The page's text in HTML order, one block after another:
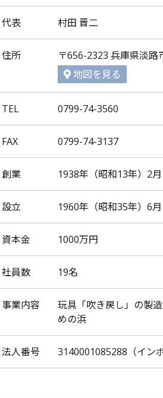
代表 村田 晋二
住所
〒656-2323 兵庫県淡路
地図を見る
TEL 0799-74-3560
FAX 0799-74-3137
創業 1938年 （昭和13年） 2月
設立 1960年 （昭和35年） 6月
資本金 1000万円
社員数 19名
事業内容
玩具「吹き戻し」の製
めの浜
法人番号 3140001085288（イン